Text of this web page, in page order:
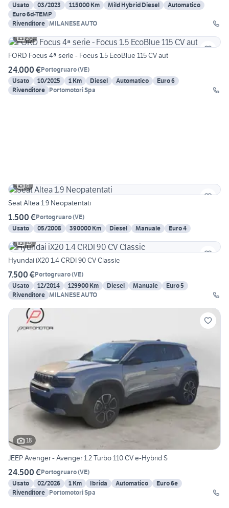
Usato
03/2023 115000 Km Mild Hybrid Diesel
Automatico
Euro 6d-TEMP
Rivenditore MILANESE AUTO
20
FORD Focus 4ª serie - Focus 1.5 EcoBlue 115 CV aut
24.000 €Portogruaro(VE)
Usato
10/2025 1 Km Diesel Automatico
Euro 6
Rivenditore Portomotori Spa
6
Seat Altea 1.9 Neopatentati
1.500 €Portogruaro(VE)
Usato
05/2008 390000 Km Diesel Manuale
Euro 4
15
Hyundai iX20 1.4 CRDI 90 CV Classic
7.500 €Portogruaro(VE)
Usato
12/2014 129900 Km Diesel Manuale
Euro 5
Rivenditore MILANESE AUTO
18
JEEP Avenger - Avenger 1.2 Turbo 110 CV e-Hybrid S
24.500 €Portogruaro(VE)
Usato
02/2026 1 Km Ibrida Automatico
Euro 6e
Rivenditore Portomotori Spa